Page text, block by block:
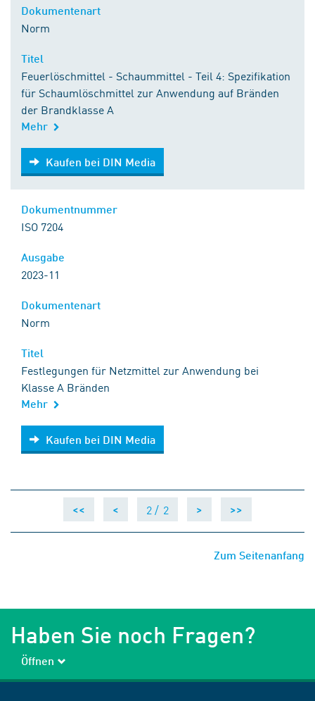
Norm
Feuerlöschmittel - Schaummittel - Teil 4: Spezifikation
für Schaumlöschmittel zur Anwendung auf Bränden
der Brandklasse A
Mehr
Kaufen bei DIN Media
Kaufen bei DIN Media
ISO 7204
2023-11
Norm
Festlegungen für Netzmittel zur Anwendung bei
Klasse A Bränden
Mehr
Kaufen bei DIN Media
Kaufen bei DIN Media
<< < 2 / 2 > >>
Zum Seitenanfang
Haben Sie noch Fragen?
Öffnen